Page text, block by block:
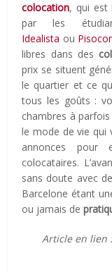
colocation, qui est
par les
Idealista ou
libres dans des
prix se situent
le quartier et ce
tous les goûts :
chambres à
le mode de vie qui
annonces pour
colocataires.
sans doute avec
Barcelone étant
ou jamais de
Article en lien